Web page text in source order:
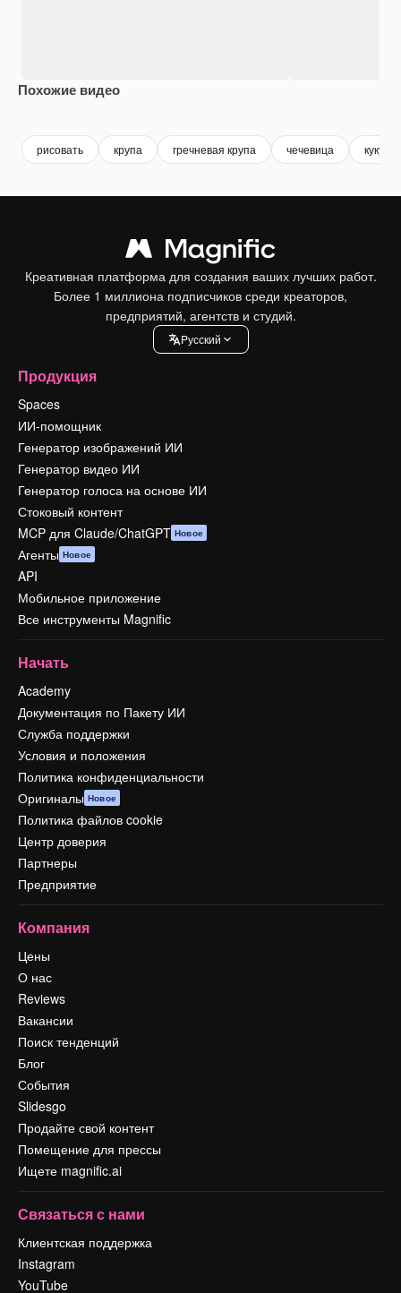
Похожие видео
рисовать крупа гречневая крупа чечевица
Креативная платформа для создания ваших лучших работ.
Более 1 миллиона подписчиков среди креаторов,
предприятий, агентств и студий.
Pусский
Продукция
Spaces
ИИ-помощник
Генератор изображений ИИ
Генератор видео ИИ
Генератор голоса на основе ИИ
Стоковый контент
MCP для Claude/ChatGPT Новое
Агенты Новое
API
Мобильное приложение
Все инструменты Magnific
Начать
Academy
Документация по Пакету ИИ
Служба поддержки
Условия и положения
Политика конфиденциальности
Оригиналы Новое
Политика файлов cookie
Центр доверия
Партнеры
Предприятие
Компания
Цены
О нас
Reviews
Вакансии
Поиск тенденций
Блог
События
Slidesgo
Продайте свой контент
Помещение для прессы
Ищете magnific.ai
Связаться с нами
Клиентская поддержка
Instagram
YouTube